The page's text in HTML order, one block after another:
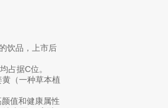
饮品，上市后
占据C位。
（一种草本植
值和健康属性